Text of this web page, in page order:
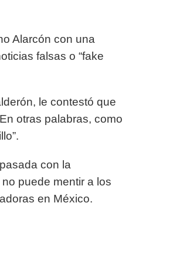
Alarcón con una
falsas o “fake
le contestó que
otras palabras, como
con la
puede mentir a los
en México.